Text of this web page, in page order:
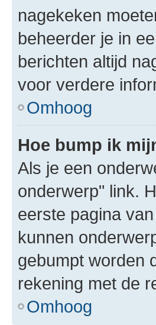
nagekeken
beheerder je in
berichten altijd
voor verdere
Omhoog
Hoe bump ik
Als je een
onderwerp" link.
eerste pagina
kunnen
gebumpt worden
rekening met de
Omhoog